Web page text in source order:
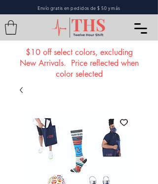
Envío gratis en pedidos de $ 50 y más
$10 off select colors, excluding
New Arrivals. Price reflected when
color selected